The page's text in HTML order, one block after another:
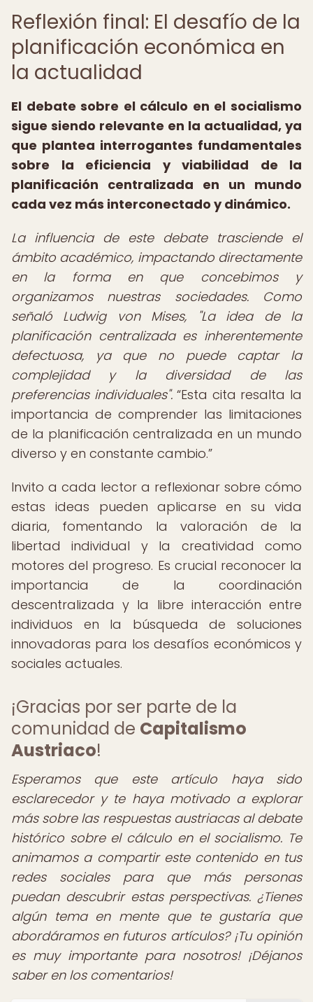
Reflexión final: El desafío de la
planificación económica en
la actualidad
El debate sobre el cálculo en el socialismo
sigue siendo relevante en la actualidad, ya
que plantea interrogantes fundamentales
sobre la eficiencia y viabilidad de la
planificación centralizada en un mundo
cada vez más interconectado y dinámico.
La influencia de este debate trasciende el
ámbito académico, impactando directamente
en la forma en que concebimos y
organizamos nuestras sociedades. Como
señaló Ludwig von Mises, "La idea de la
planificación centralizada es inherentemente
defectuosa, ya que no puede captar la
complejidad y la diversidad de las
preferencias individuales". Esta cita resalta la
importancia de comprender las limitaciones
de la planificación centralizada en un mundo
diverso y en constante cambio.
Invito a cada lector a reflexionar sobre cómo
estas ideas pueden aplicarse en su vida
diaria, fomentando la valoración de la
libertad individual y la creatividad como
motores del progreso. Es crucial reconocer la
importancia de la coordinación
descentralizada y la libre interacción entre
individuos en la búsqueda de soluciones
innovadoras para los desafíos económicos y
sociales actuales.
¡Gracias por ser parte de la
comunidad de Capitalismo
Austriaco!
Esperamos que este artículo haya sido
esclarecedor y te haya motivado a explorar
más sobre las respuestas austriacas al debate
histórico sobre el cálculo en el socialismo. Te
animamos a compartir este contenido en tus
redes sociales para que más personas
puedan descubrir estas perspectivas. ¿Tienes
algún tema en mente que te gustaría que
abordáramos en futuros artículos? ¡Tu opinión
es muy importante para nosotros! ¡Déjanos
saber en los comentarios!